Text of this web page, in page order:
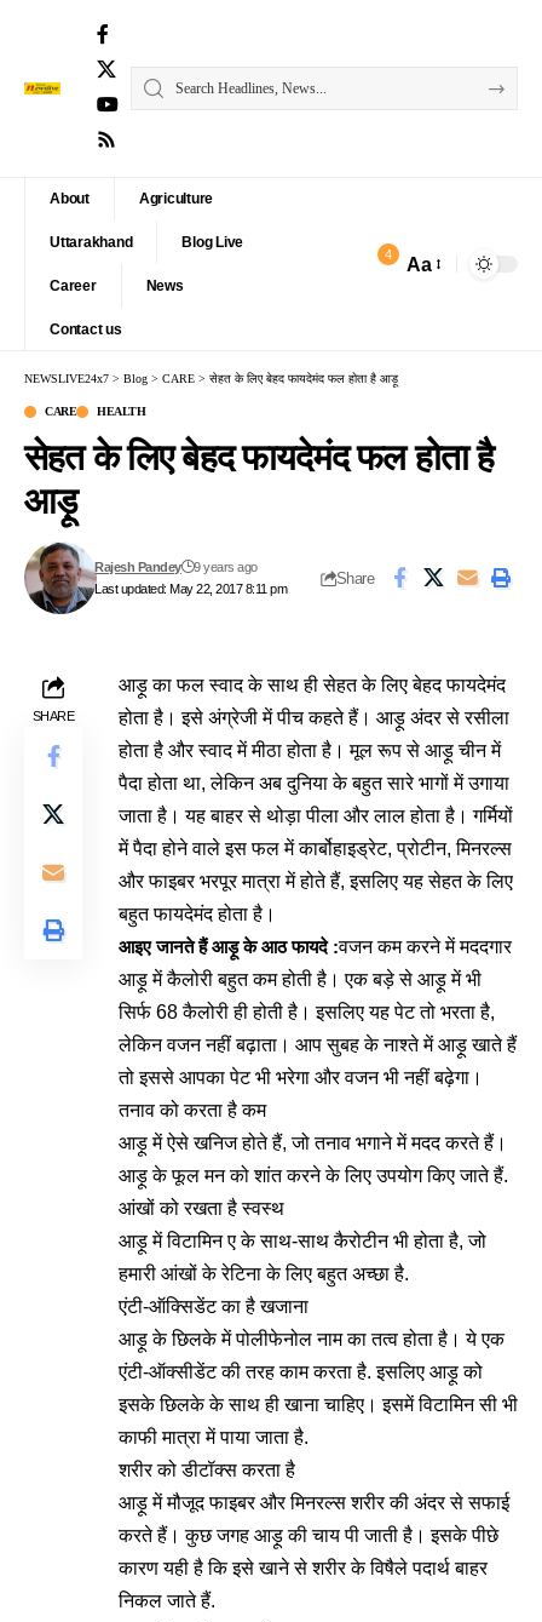
About Agriculture
Uttarakhand Blog Live
Career News
Contact us
4 Aa
NEWSLIVE24x7 > Blog > CARE > सेहत के लिए बेहद फायदेमंद फल होता है आड़ू
CARE HEALTH
सेहत के लिए बेहद फायदेमंद फल होता है
आड़ू
Last updated: May 22, 2017 8:11 pm
Rajesh Pandey 9 years ago
Share
SHARE
आड़ू का फल स्वाद के साथ ही सेहत के लिए बेहद फायदेमंद
होता है। इसे अंग्रेजी में पीच कहते हैं। आड़ू अंदर से रसीला
होता है और स्वाद में मीठा होता है। मूल रूप से आड़ू चीन में
पैदा होता था, लेकिन अब दुनिया के बहुत सारे भागों में उगाया
जाता है। यह बाहर से थोड़ा पीला और लाल होता है। गर्मियों
में पैदा होने वाले इस फल में कार्बोहाइड्रेट, प्रोटीन, मिनरल्स
और फाइबर भरपूर मात्रा में होते हैं, इसलिए यह सेहत के लिए
बहुत फायदेमंद होता है।
आइए जानते हैं आड़ू के आठ फायदे :वजन कम करने में मददगार
आड़ू में कैलोरी बहुत कम होती है। एक बड़े से आड़ू में भी
सिर्फ 68 कैलोरी ही होती है। इसलिए यह पेट तो भरता है,
लेकिन वजन नहीं बढ़ाता। आप सुबह के नाश्ते में आड़ू खाते हैं
तो इससे आपका पेट भी भरेगा और वजन भी नहीं बढ़ेगा।
तनाव को करता है कम
आड़ू में ऐसे खनिज होते हैं, जो तनाव भगाने में मदद करते हैं।
आड़ू के फूल मन को शांत करने के लिए उपयोग किए जाते हैं.
आंखों को रखता है स्वस्थ
आड़ू में विटामिन ए के साथ-साथ कैरोटीन भी होता है, जो
हमारी आंखों के रेटिना के लिए बहुत अच्छा है.
एंटी-ऑक्सिडेंट का है खजाना
आड़ू के छिलके में पोलीफेनोल नाम का तत्व होता है। ये एक
एंटी-ऑक्सीडेंट की तरह काम करता है. इसलिए आड़ू को
इसके छिलके के साथ ही खाना चाहिए। इसमें विटामिन सी भी
काफी मात्रा में पाया जाता है.
शरीर को डीटॉक्स करता है
आड़ू में मौजूद फाइबर और मिनरल्स शरीर की अंदर से सफाई
करते हैं। कुछ जगह आड़ू की चाय पी जाती है। इसके पीछे
कारण यही है कि इसे खाने से शरीर के विषैले पदार्थ बाहर
निकल जाते हैं.